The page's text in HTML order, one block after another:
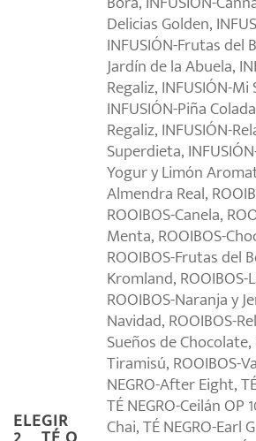
ELEGIR
Delicias Golden,
INFUSIÓN-Frutas del
Jardín de la Abuela,
Regaliz, INFUSIÓN-
INFUSIÓN-Piña
Regaliz, INFUSIÓN-
Superdieta,
Yogur y Limón
Almendra Real,
ROOIBOS-Canela,
Menta, ROOIBOS-
ROOIBOS-Frutas del
Kromland,
ROOIBOS-Naranja y
Navidad, ROOIBOS-
Sueños de Chocolate,
Tiramisú, ROOIBOS-
NEGRO-After Eight,
TÉ NEGRO-Ceilán OP
Chai, TÉ NEGRO-Earl